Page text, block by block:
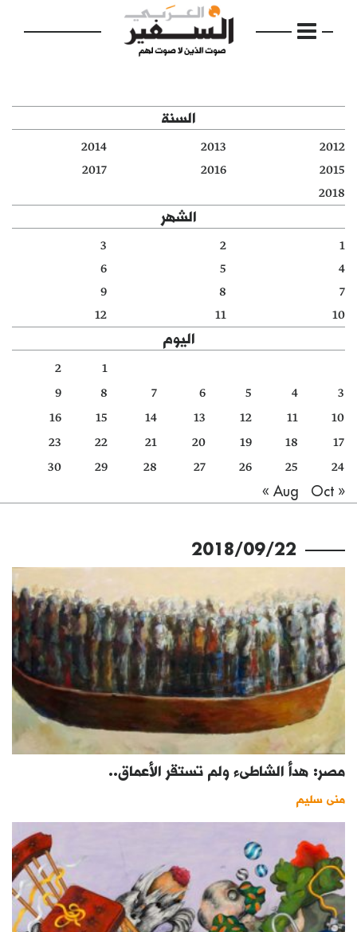
الرئيسية
مواضيع
دفاتر
الأرشيف
السنة
2012
2013
2014
2015
2016
2017
2018
الشهر
1
2
3
4
5
6
7
8
9
10
11
12
اليوم
1
2
3
4
5
6
7
8
9
10
11
12
13
14
15
16
17
18
19
20
21
22
23
24
25
26
27
28
29
30
« Aug
Oct »
2018/09/22
مصر: هدأ الشاطىء ولم تستقر الأعماق..
منى سليم